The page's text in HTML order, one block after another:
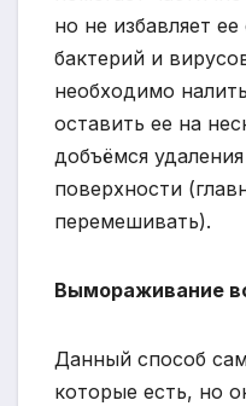
но не избавляет
бактерий и
необходимо
оставить ее на
добъёмся
поверхности
перемешивать).
Вымораживание
Данный способ
которые есть, но